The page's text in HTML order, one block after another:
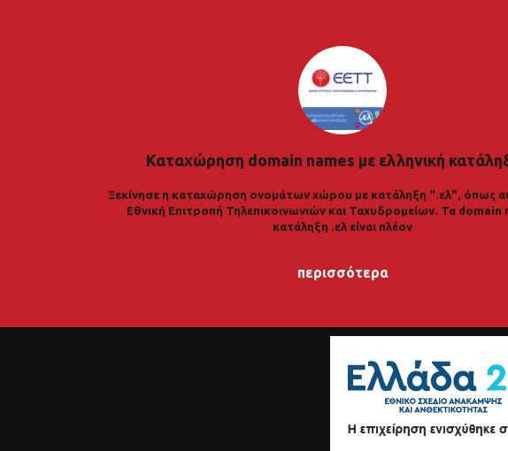
Καταχώρηση domain names με ελληνική
Ξεκίνησε η καταχώρηση ονομάτων χώρου με κατάληξη ".ελ", όπως
Εθνική Επιτροπή Τηλεπικοινωνιών και Ταχυδρομείων. Τα domain
κατάληξη .ελ είναι πλέον
περισσότερα